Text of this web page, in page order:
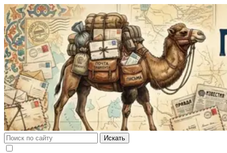
Искать